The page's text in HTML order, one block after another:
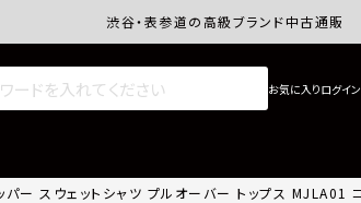
渋谷・表参道の高級ブランド中古通販
ー スウェットシャツ プルオーバー トップス MJLA01